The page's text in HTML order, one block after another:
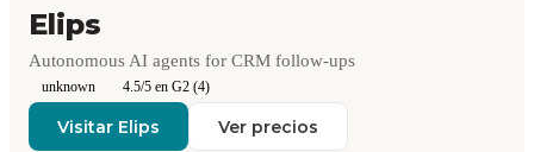
Elips
Autonomous AI agents for CRM follow-ups
unknown 4.5/5 en G2 (4)
Visitar Elips Ver precios